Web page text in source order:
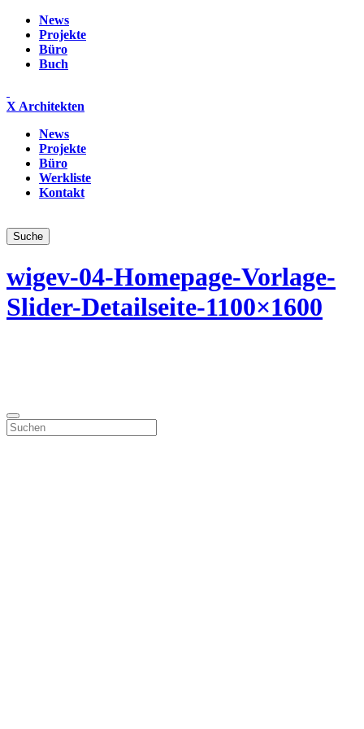
News
Projekte
Büro
Buch
X Architekten
News
Projekte
Büro
Werkliste
Kontakt
wigev-04-Homepage-Vorlage-
Slider-Detailseite-1100×1600